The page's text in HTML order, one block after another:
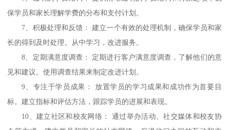
保学员和家长理解学费的分布和支付计划。
7、 积极处理和反馈：
建立一个有效的处理机制，确保学员和家
长的得到及时处理。从中学习，改进服务。
8、 定期满意度调查：
定期进行客户满意度调查，了解他们的意
见和建议。使用调查结果来制定改进计划。
9、 专注于学员成果：
放置学员的学习成果和成功作为首要目
标。建立指标和评估方法，跟踪学员的进展和表现。
10、建立社区和校友网络：
通过举办活动、社交媒体和校友协